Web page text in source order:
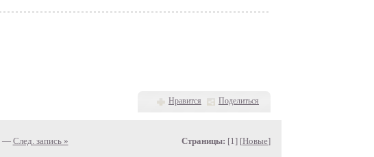
Нравится Поделиться
— След. запись » Страницы: [1] [Новые]